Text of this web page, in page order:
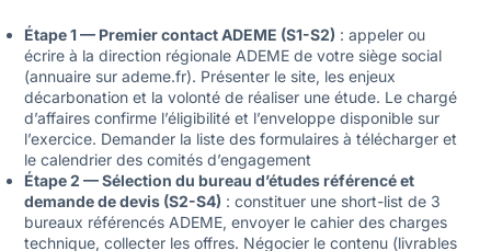
Étape 1 — Premier contact ADEME (S1-S2) : appeler ou
écrire à la direction régionale ADEME de votre siège social
(annuaire sur ademe.fr). Présenter le site, les enjeux
décarbonation et la volonté de réaliser une étude. Le chargé
d’affaires confirme l’éligibilité et l’enveloppe disponible sur
l’exercice. Demander la liste des formulaires à télécharger et
le calendrier des comités d’engagement
Étape 2 — Sélection du bureau d’études référencé et
demande de devis (S2-S4) : constituer une short-list de 3
bureaux référencés ADEME, envoyer le cahier des charges
technique, collecter les offres. Négocier le contenu (livrables